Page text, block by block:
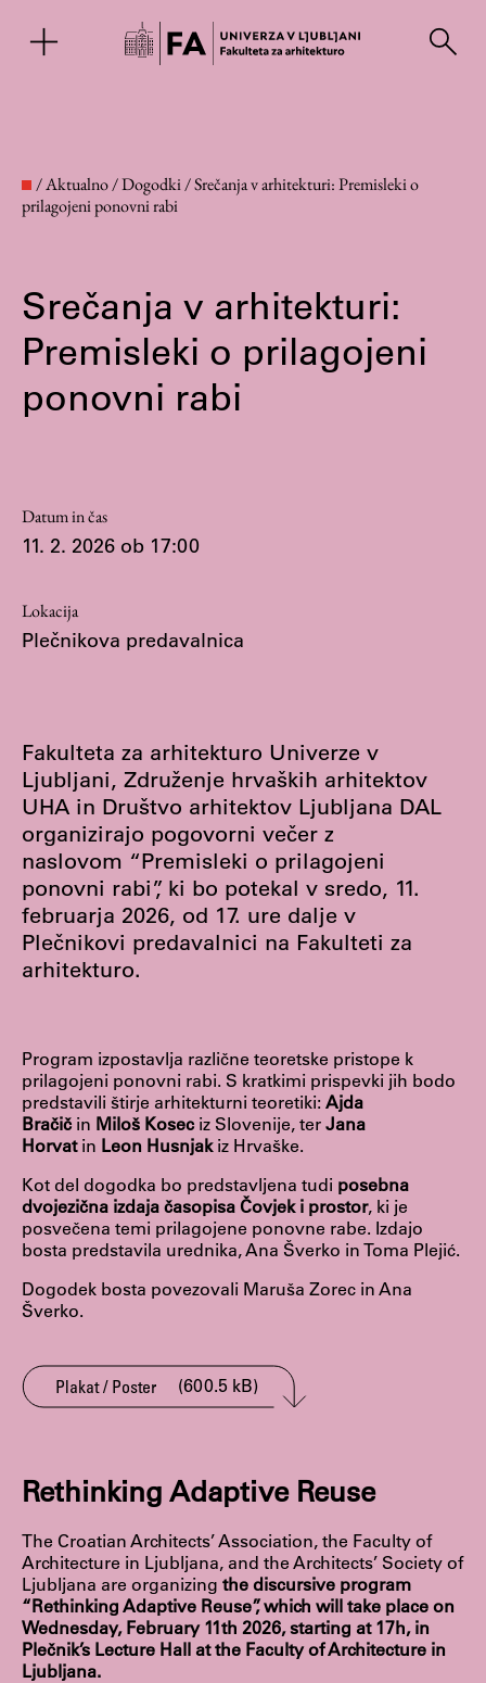
Fakulteta
Mednarodno sodelovanje
Kontakti
Intranet UL FA
Intranet UL
Osebni portal FIORI
Spletni arhiv DEPO
Predstavitev študija
Študentske informacije
Študijski programi
Predmeti
Izbirni moduli EMŠA
Vpis
Mednarodne izmenjave
Študijske prakse
ŠIS (SI)
Aktualno
/Aktualno/Dogodki/Srečanja v arhitekturi: Premisleki o
prilagojeni ponovni rabi
Srečanja v arhitekturi:
Premisleki o prilagojeni
ponovni rabi
Datum in čas
11. 2. 2026 ob 17:00
Lokacija
Plečnikova predavalnica
Fakulteta za arhitekturo Univerze v
Ljubljani, Združenje hrvaških arhitektov
UHA in Društvo arhitektov Ljubljana DAL
organizirajo pogovorni večer z
naslovom “Premisleki o prilagojeni
ponovni rabi”, ki bo potekal v sredo, 11.
februarja 2026, od 17. ure dalje v
Plečnikovi predavalnici na Fakulteti za
arhitekturo.
Program izpostavlja različne teoretske pristope k
prilagojeni ponovni rabi. S kratkimi prispevki jih bodo
predstavili štirje arhitekturni teoretiki:Ajda
Bračičin Miloš Koseciz Slovenije, terJana
Horvatin Leon Husnjakiz Hrvaške.
Kot del dogodka bo predstavljena tudi posebna
dvojezična izdaja časopisa Čovjek i prostor, ki je
posvečena temi prilagojene ponovne rabe. Izdajo
bosta predstavila urednika, Ana Šverko in Toma Plejić.
Dogodek bosta povezovali Maruša Zorec in Ana
Šverko.
Plakat / Poster (600.5 kB)
Rethinking Adaptive Reuse
The Croatian Architects’ Association, the Faculty of
Architecture in Ljubljana, and the Architects’ Society of
Ljubljana are organizing the discursive program
“Rethinking Adaptive Reuse”, which will take place on
Wednesday, February 11th 2026, starting at 17h, in
Plečnik’s Lecture Hall at the Faculty of Architecture in
Ljubljana.